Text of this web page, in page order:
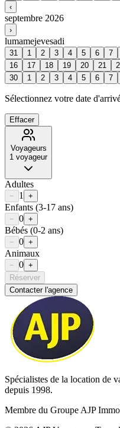
‹
septembre 2026
›
lumamejevesadi
31 1 2 3 4 5 6 7
16
17 18 19 20 21
30
1 2 3 4 5 6 7
Sélectionnez votre date
Effacer
Voyageurs
1 voyageur
Adultes
− 1 +
Enfants (3-17 ans)
− 0 +
Bébés (0-2 ans)
− 0 +
Animaux
− 0 +
Réserver
Contacter l'agence
Spécialistes de la location de
depuis 1998.
Membre du Groupe AJP